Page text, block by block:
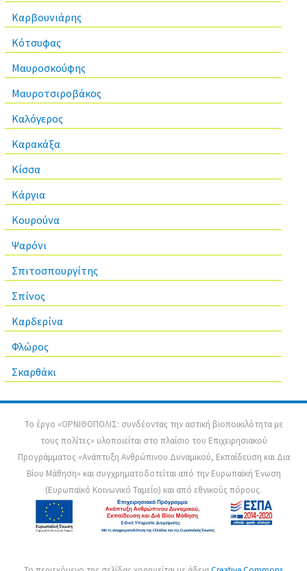
Καρβουνιάρης
Κότσυφας
Μαυροσκούφης
Μαυροτσιροβάκος
Καλόγερος
Καρακάξα
Κίσσα
Κάργια
Κουρούνα
Ψαρόνι
Σπιτοσπουργίτης
Σπίνος
Καρδερίνα
Φλώρος
Σκαρθάκι
Το έργο «ΟΡΝΙΘΟΠΟΛΙΣ: συνδέοντας την αστική βιοποικιλότητα με
τους πολίτες» υλοποιείται στο πλαίσιο του Επιχειρησιακού
Προγράμματος «Ανάπτυξη Ανθρώπινου Δυναμικού, Εκπαίδευση και Δια
Βίου Μάθηση» και συγχρηματοδοτείται από την Ευρωπαϊκή Ένωση
(Ευρωπαϊκό Κοινωνικό Ταμείο) και από εθνικούς πόρους.